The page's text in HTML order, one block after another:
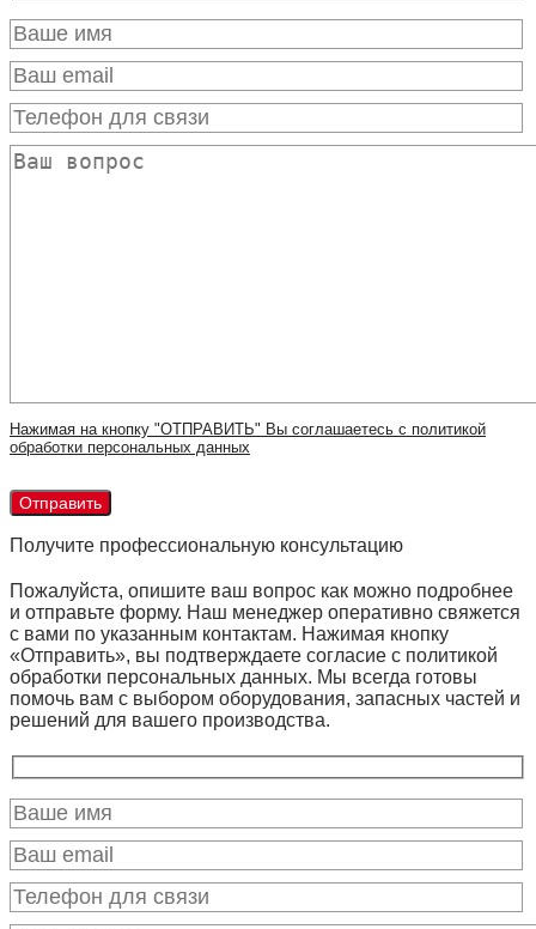
Нажимая на кнопку "ОТПРАВИТЬ" Вы соглашаетесь с политикой
обработки персональных данных
Получите профессиональную консультацию
Пожалуйста, опишите ваш вопрос как можно подробнее
и отправьте форму. Наш менеджер оперативно свяжется
с вами по указанным контактам. Нажимая кнопку
«Отправить», вы подтверждаете согласие с политикой
обработки персональных данных. Мы всегда готовы
помочь вам с выбором оборудования, запасных частей и
решений для вашего производства.